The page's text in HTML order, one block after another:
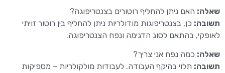
שאלה: האם ניתן להחליף רוטורים בצנטריפוגה?
תשובה: כן, בצנטריפוגות מודולריות ניתן להחליף בין רוטור זויתי
לאופקי, בהתאם לסוג הדגימה ונפח הצנטריפוגה.
שאלה: כמה נפח אני צריך?
תשובה: תלוי בהיקף העבודה. לעבודות מולקולריות – מספיקות